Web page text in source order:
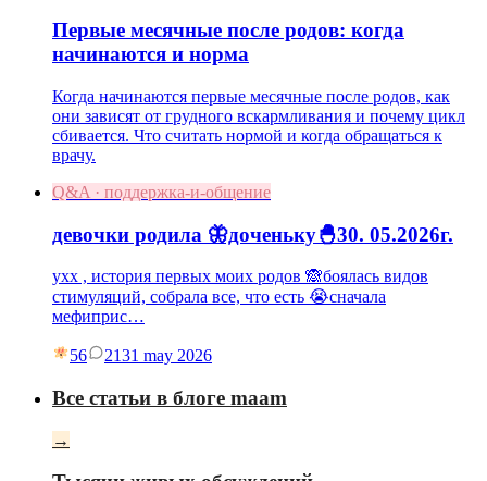
Первые месячные после родов: когда
начинаются и норма
Когда начинаются первые месячные после родов, как
они зависят от грудного вскармливания и почему цикл
сбивается. Что считать нормой и когда обращаться к
врачу.
Q&A · поддержка-и-общение
девочки родила 🦋доченьку🐣30. 05.2026г.
ухх , история первых моих родов 🙈боялась видов
стимуляций, собрала все, что есть 😭сначала
мефиприс…
56 2131 may 2026
Все статьи в блоге maam
→